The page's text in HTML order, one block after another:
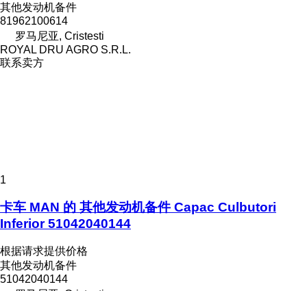
其他发动机备件
81962100614
罗马尼亚, Cristesti
ROYAL DRU AGRO S.R.L.
联系卖方
1
卡车 MAN 的 其他发动机备件 Capac Culbutori
Inferior 51042040144
根据请求提供价格
其他发动机备件
51042040144